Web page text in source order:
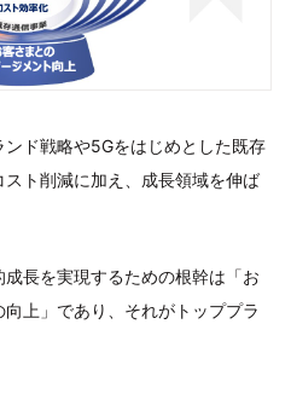
ド戦略や5Gをはじめとした既存
ト削減に加え、成長領域を伸ば
長を実現するための根幹は「お
上」であり、それがトッププラ